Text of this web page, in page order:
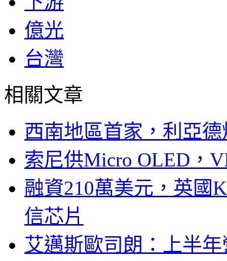
億光
台灣
相關文章
西南地區首家，利亞
索尼供Micro OLED，
融資210萬美元，英國
信芯片
艾邁斯歐司朗：上半